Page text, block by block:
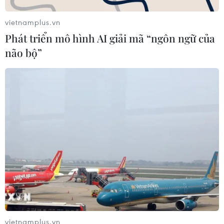
Giới chức an ninh Ấn Độ-Trung Quốc họp
vietnamplus.vn
Phát triển mô hình AI giải mã “ngôn ngữ của
não bộ”
vietnamplus.vn